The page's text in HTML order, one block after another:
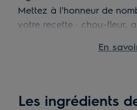
Mettez à l'honneur de
votre recette : chou-fleur,
poire. Une suggestion
rendre vos tartelettes
En
Les ingrédients